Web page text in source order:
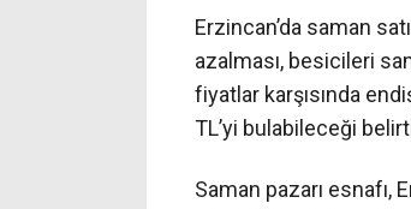
Erzincan’da saman
azalması, besicileri
fiyatlar karşısında
TL’yi bulabileceği
Saman pazarı esnafı,